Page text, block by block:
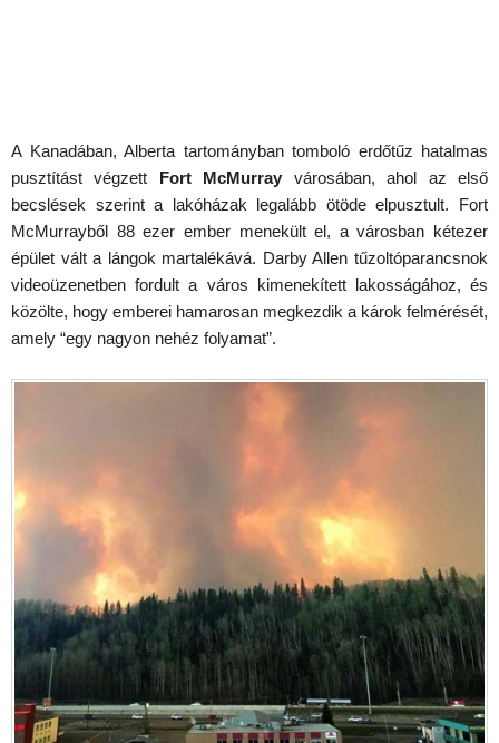
A Kanadában, Alberta tartományban tomboló erdőtűz hatalmas
pusztítást végzett Fort McMurray városában, ahol az első
becslések szerint a lakóházak legalább ötöde elpusztult. Fort
McMurrayből 88 ezer ember menekült el, a városban kétezer
épület vált a lángok martalékává. Darby Allen tűzoltóparancsnok
videoüzenetben fordult a város kimenekített lakosságához, és
közölte, hogy emberei hamarosan megkezdik a károk felmérését,
amely “egy nagyon nehéz folyamat”.